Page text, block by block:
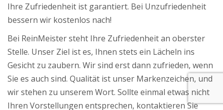
Ihre Zufriedenheit ist garantiert. Bei Unzufriedenheit
bessern wir kostenlos nach!
Bei ReinMeister steht Ihre Zufriedenheit an oberster
Stelle. Unser Ziel ist es, Ihnen stets ein Lächeln ins
Gesicht zu zaubern. Wir sind erst dann zufrieden, wenn
Sie es auch sind. Qualität ist unser Markenzeichen, und
wir stehen zu unserem Wort. Sollte einmal etwas nicht
Ihren Vorstellungen entsprechen, kontaktieren Sie